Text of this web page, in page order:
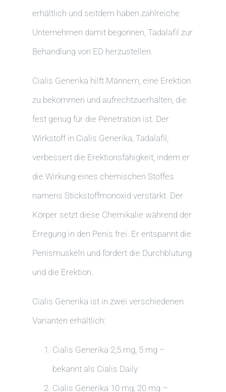
erhältlich und seitdem haben zahlreiche
Unternehmen damit begonnen, Tadalafil zur
Behandlung von ED herzustellen.
Cialis Generika hilft Männern, eine Erektion
zu bekommen und aufrechtzuerhalten, die
fest genug für die Penetration ist. Der
Wirkstoff in Cialis Generika, Tadalafil,
verbessert die Erektionsfähigkeit, indem er
die Wirkung eines chemischen Stoffes
namens Stickstoffmonoxid verstärkt. Der
Körper setzt diese Chemikalie während der
Erregung in den Penis frei. Er entspannt die
Penismuskeln und fördert die Durchblutung
und die Erektion.
Cialis Generika ist in zwei verschiedenen
Varianten erhältlich:
Cialis Generika 2,5 mg, 5 mg –
bekannt als Cialis Daily
Cialis Generika 10 mg, 20 mg –